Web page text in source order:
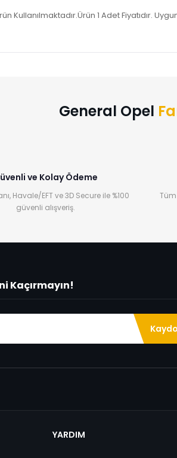
1 Adet Fiyatıdır.
General Opel
ve Kolay Ödeme
Havale/EFT ve 3D Secure ile %100
güvenli alışveriş.
Kaçırmayın!
YARDIM